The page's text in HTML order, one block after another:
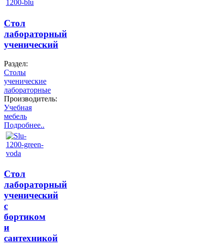
Стол
лабораторный
ученический
Раздел:
Столы
ученические
лабораторные
Производитель:
Учебная
мебель
Подробнее..
Стол
лабораторный
ученический
c
бортиком
и
сантехникой